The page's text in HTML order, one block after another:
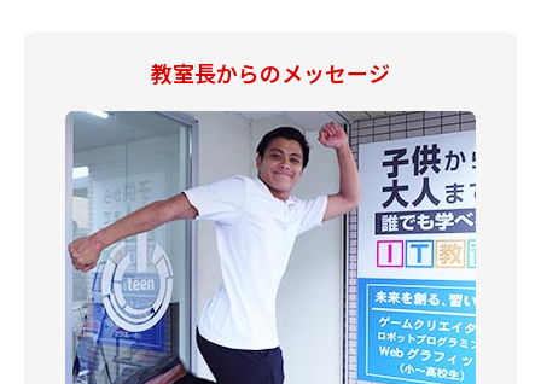
教室長からのメッセージ